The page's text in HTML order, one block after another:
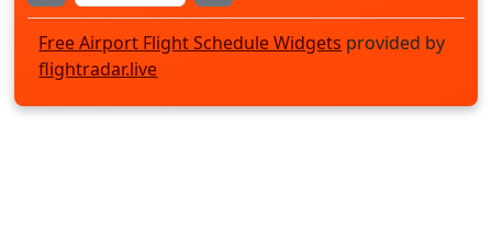
Free Airport Flight Schedule Widgets provided by
flightradar.live